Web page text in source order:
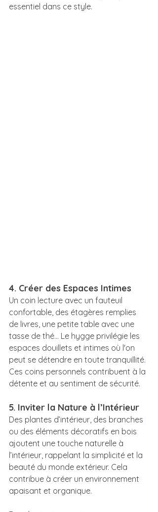
essentiel dans ce style.
4. Créer des Espaces Intimes
Un coin lecture avec un fauteuil
confortable, des étagères remplies
de livres, une petite table avec une
tasse de thé... Le hygge privilégie les
espaces douillets et intimes où l'on
peut se détendre en toute tranquillité.
Ces coins personnels contribuent à la
détente et au sentiment de sécurité.
5. Inviter la Nature à l’Intérieur
Des plantes d’intérieur, des branches
ou des éléments décoratifs en bois
ajoutent une touche naturelle à
l’intérieur, rappelant la simplicité et la
beauté du monde extérieur. Cela
contribue à créer un environnement
apaisant et organique.